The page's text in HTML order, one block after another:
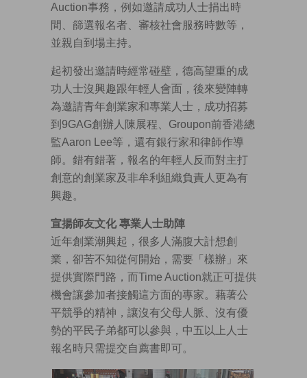
Auction事務，例如邀請成功人士捐出時
間、篩選報名者、審核社會服務時數等，
並親自到場主持。
起初發出邀請時經常碰壁，德高望重的成
功人士沒興趣跟年輕人會面，後來變陣轉
為邀請青年創業家和專業人士，成功招募
到9GAG創辦人陳展程、Groupon前香港總
監Aaron Lee等，還有銀行家和律師作導
師。錯有錯著，報名的年輕人反而對主打
創意的創業家及非牟利組織負責人更為有
興趣。
宣揚師友文化 專業人士助陣
近年創業潮興起，很多人滿腹大計想創
業，卻苦不知從何開始，需要「樣辦」來
提供實際門路，而Time Auction就正可提供
機會讓參加者接觸這方面的專家。藉著公
平競爭的精神，讓沒有父母人脈、沒有優
勢的平民子弟都可以參與，中五以上人士
報名時只需提交自薦書即可。